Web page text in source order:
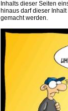
Inhalts dieser Seiten
hinaus darf dieser
gemacht werden.